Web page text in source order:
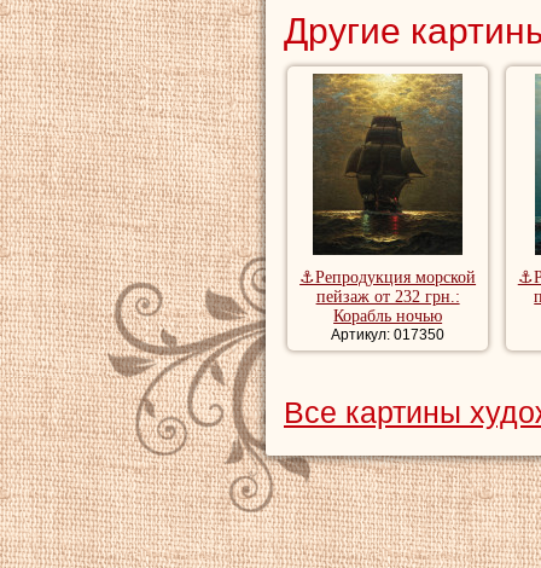
Другие
⚓Репродукция морской
пейзаж от 232 грн.:
Корабль ночью
Артикул: 017350
Все картины